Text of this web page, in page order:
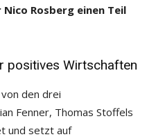
Rosberg einen Teil
positives Wirtschaften
den drei
Fenner, Thomas Stoffels
und setzt auf